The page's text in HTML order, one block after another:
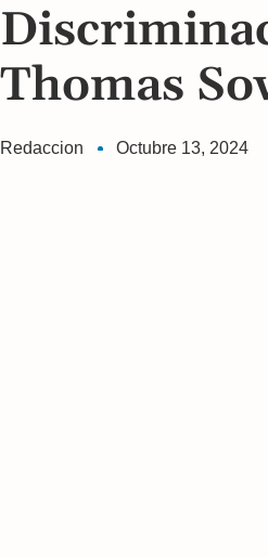
Thomas
Redaccion Octubre 13, 2024